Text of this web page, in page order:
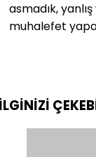
asmadık,
muhalefet